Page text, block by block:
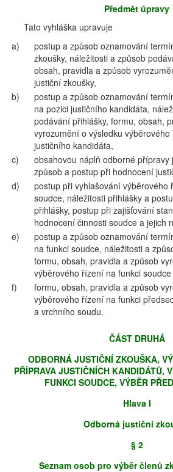
Předmět úpravy
Tato vyhláška upravuje
a)
postup a způsob oznamování
zkoušky, náležitosti a způsob
obsah, pravidla a způsob
justiční zkoušky,
b)
postup a způsob oznamování
na pozici justičního kandidáta,
podávání přihlášky, formu, obsah,
vyrozumění o výsledku
justičního kandidáta,
c)
obsahovou náplň odborné přípravy
způsob a postup při hodnocení
d)
postup při vyhlašování výběrového
soudce, náležitosti přihlášky a
přihlášky, postup při zajišťování
hodnocení činnosti soudce a jejich
e)
postup a způsob oznamování
na funkci soudce, náležitosti a
formu, obsah, pravidla a způsob
výběrového řízení na funkci
f)
formu, obsah, pravidla a způsob
výběrového řízení na funkci
a vrchního soudu.
ČÁST DRUHÁ
ODBORNÁ JUSTIČNÍ ZKOUŠKA,
PŘÍPRAVA JUSTIČNÍCH KANDIDÁTŮ,
FUNKCI SOUDCE, VÝBĚR
Hlava I
Odborná justiční
§ 2
Seznam osob pro výběr členů